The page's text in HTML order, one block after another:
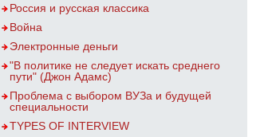
Россия и русская классика
Война
Электронные деньги
"В политике не следует искать среднего
пути" (Джон Адамс)
Проблема с выбором ВУЗа и будущей
специальности
TYPES OF INTERVIEW